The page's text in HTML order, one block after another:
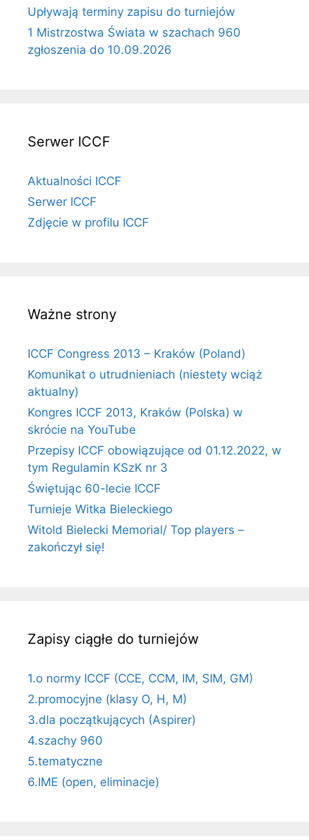
Upływają terminy zapisu do turniejów
1 Mistrzostwa Świata w szachach 960
zgłoszenia do 10.09.2026
Serwer ICCF
Aktualności ICCF
Serwer ICCF
Zdjęcie w profilu ICCF
Ważne strony
ICCF Congress 2013 – Kraków (Poland)
Komunikat o utrudnieniach (niestety wciąż
aktualny)
Kongres ICCF 2013, Kraków (Polska) w
skrócie na YouTube
Przepisy ICCF obowiązujące od 01.12.2022, w
tym Regulamin KSzK nr 3
Świętując 60-lecie ICCF
Turnieje Witka Bieleckiego
Witold Bielecki Memorial/ Top players –
zakończył się!
Zapisy ciągłe do turniejów
1.o normy ICCF (CCE, CCM, IM, SIM, GM)
2.promocyjne (klasy O, H, M)
3.dla początkujących (Aspirer)
4.szachy 960
5.tematyczne
6.IME (open, eliminacje)